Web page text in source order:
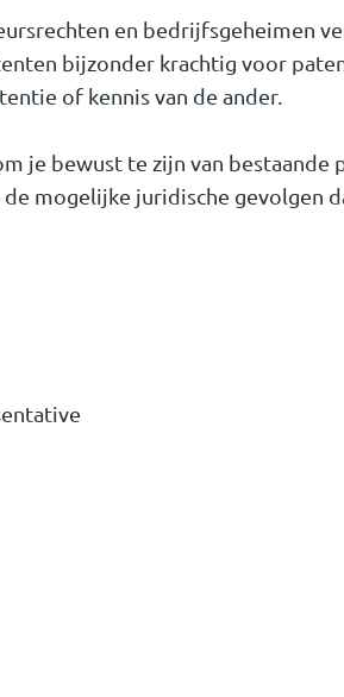
en bedrijfsgeheimen
bijzonder krachtig voor
of kennis van de ander.
je bewust te zijn van
mogelijke juridische gevolgen